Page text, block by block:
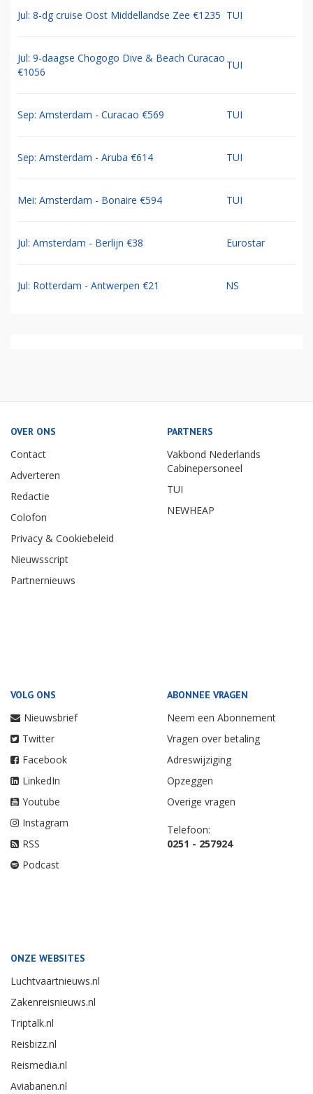
Jul: 8-dg cruise Oost Middellandse Zee €1235 TUI
Jul: 9-daagse Chogogo Dive & Beach Curacao
€1056
TUI
Sep: Amsterdam - Curacao €569 TUI
Sep: Amsterdam - Aruba €614 TUI
Mei: Amsterdam - Bonaire €594 TUI
Jul: Amsterdam - Berlijn €38 Eurostar
Jul: Rotterdam - Antwerpen €21 NS
OVER ONS
Contact
Adverteren
Redactie
Colofon
Privacy & Cookiebeleid
Nieuwsscript
Partnernieuws
PARTNERS
Vakbond Nederlands
Cabinepersoneel
TUI
NEWHEAP
VOLG ONS
Nieuwsbrief
Twitter
Facebook
LinkedIn
Youtube
Instagram
RSS
Podcast
ABONNEE VRAGEN
Neem een Abonnement
Vragen over betaling
Adreswijziging
Opzeggen
Overige vragen
Telefoon:
0251 - 257924
ONZE WEBSITES
Luchtvaartnieuws.nl
Zakenreisnieuws.nl
Triptalk.nl
Reisbizz.nl
Reismedia.nl
Aviabanen.nl